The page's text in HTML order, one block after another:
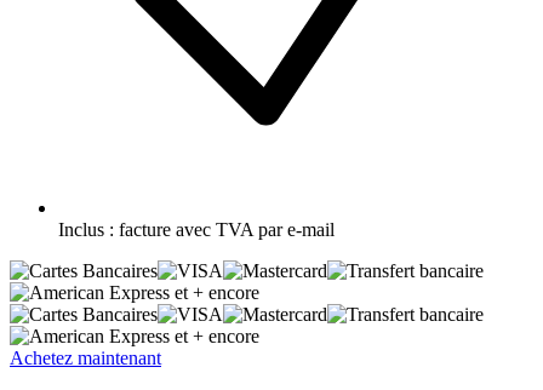
Inclus : facture avec TVA par e-mail
et + encore
et + encore
Achetez maintenant